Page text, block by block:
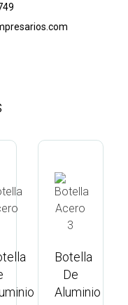
Botella
De
Aluminio